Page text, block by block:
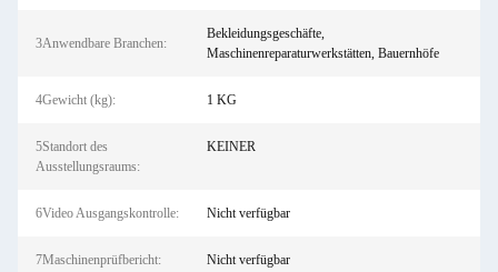
3Anwendbare Branchen:
Bekleidungsgeschäfte,
Maschinenreparaturwerkstätten, Bauernhöfe
4Gewicht (kg): 1 KG
5Standort des
Ausstellungsraums:
KEINER
6Video Ausgangskontrolle: Nicht verfügbar
7Maschinenprüfbericht: Nicht verfügbar